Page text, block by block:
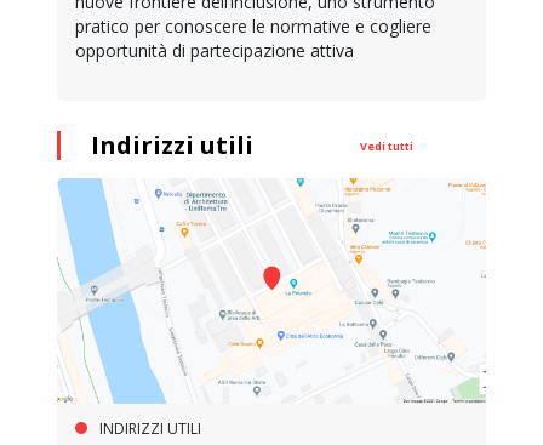
pratico per conoscere le normative e cogliere
opportunità di partecipazione attiva
Indirizzi utili Vedi tutti
INDIRIZZI UTILI